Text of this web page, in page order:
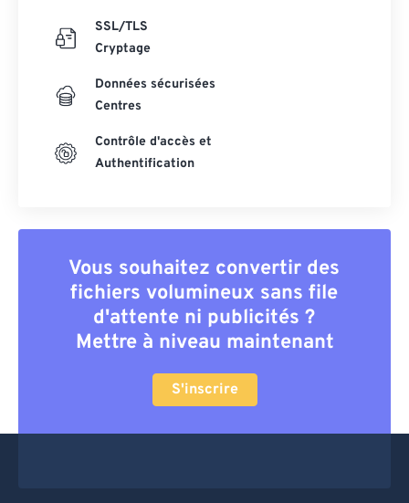
SSL/TLS
Cryptage
Données sécurisées
Centres
Contrôle d'accès et
Authentification
Vous souhaitez convertir des
fichiers volumineux sans file
d'attente ni publicités ?
Mettre à niveau maintenant
S'inscrire